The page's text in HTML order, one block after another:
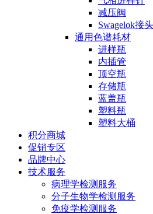
减压阀
Swagelok接头
通用色谱耗材
进样瓶
内插管
顶空瓶
存储瓶
蓝盖瓶
塑料瓶
塑料大桶
积分商城
促销专区
品牌中心
技术服务
病理学检测服务
分子生物学检测服务
免疫学检测服务